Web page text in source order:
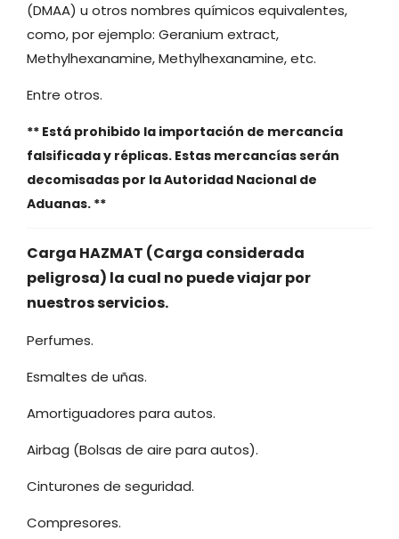
(DMAA) u otros nombres químicos equivalentes,
como, por ejemplo: Geranium extract,
Methylhexanamine, Methylhexanamine, etc.
Entre otros.
** Está prohibido la importación de mercancía
falsificada y réplicas. Estas mercancías serán
decomisadas por la Autoridad Nacional de
Aduanas. **
Carga HAZMAT (Carga considerada
peligrosa) la cual no puede viajar por
nuestros servicios.
Perfumes.
Esmaltes de uñas.
Amortiguadores para autos.
Airbag (Bolsas de aire para autos).
Cinturones de seguridad.
Compresores.